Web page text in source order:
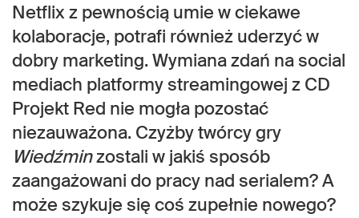
Netflix z pewnością umie w ciekawe
kolaboracje, potrafi również uderzyć w
dobry marketing. Wymiana zdań na social
mediach platformy streamingowej z CD
Projekt Red nie mogła pozostać
niezauważona. Czyżby twórcy gry
Wiedźminzostali w jakiś sposób
zaangażowani do pracy nad serialem? A
może szykuje się coś zupełnie nowego?